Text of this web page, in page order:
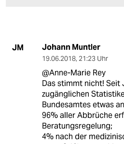
JM Johann Muntler
19.06.2018, 21:23 Uhr
@Anne-Marie Rey
Das stimmt nicht! Seit
zugänglichen
Bundesamtes etwas
96% aller Abbrüche
Beratungsregelung;
4% nach der